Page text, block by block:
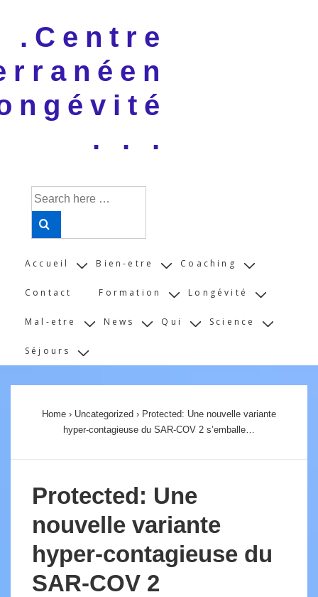
Main
.Centre
. . .
Search
for:
Main
Accueil Bien-etre Coaching
Contact Formation Longévité
Mal-etre News Qui Science
Séjours
Home › Uncategorized › Protected: Une nouvelle variante
hyper-contagieuse du SAR-COV 2 s’emballe…
Protected: Une
nouvelle variante
hyper-contagieuse du
SAR-COV 2